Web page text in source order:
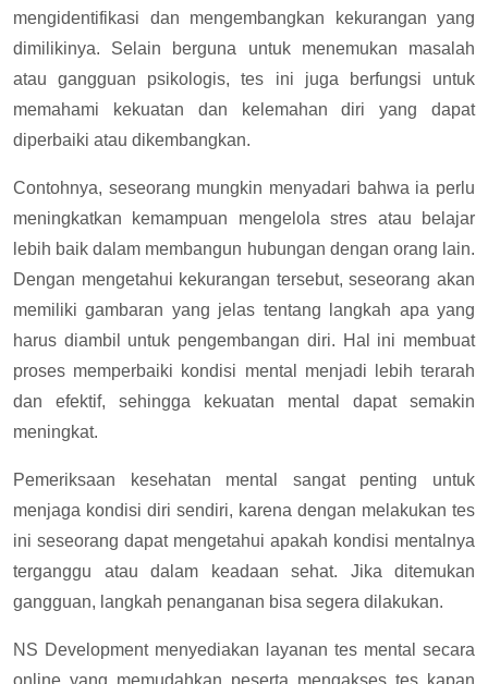
mengidentifikasi dan mengembangkan kekurangan yang
dimilikinya. Selain berguna untuk menemukan masalah
atau gangguan psikologis, tes ini juga berfungsi untuk
memahami kekuatan dan kelemahan diri yang dapat
diperbaiki atau dikembangkan.
Contohnya, seseorang mungkin menyadari bahwa ia perlu
meningkatkan kemampuan mengelola stres atau belajar
lebih baik dalam membangun hubungan dengan orang lain.
Dengan mengetahui kekurangan tersebut, seseorang akan
memiliki gambaran yang jelas tentang langkah apa yang
harus diambil untuk pengembangan diri. Hal ini membuat
proses memperbaiki kondisi mental menjadi lebih terarah
dan efektif, sehingga kekuatan mental dapat semakin
meningkat.
Pemeriksaan kesehatan mental sangat penting untuk
menjaga kondisi diri sendiri, karena dengan melakukan tes
ini seseorang dapat mengetahui apakah kondisi mentalnya
terganggu atau dalam keadaan sehat. Jika ditemukan
gangguan, langkah penanganan bisa segera dilakukan.
NS Development menyediakan layanan tes mental secara
online yang memudahkan peserta mengakses tes kapan